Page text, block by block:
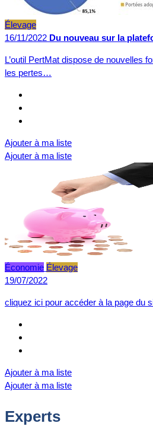
Élevage
16/11/2022 Du nouveau sur la
L’outil PertMat dispose de nouvelles
les pertes…
Ajouter à ma liste
Ajouter à ma liste
Économie Élevage
19/07/2022
cliquez ici pour accéder à la page du
Ajouter à ma liste
Ajouter à ma liste
Experts